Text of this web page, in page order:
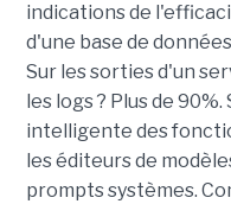
indications de
d'une base de
Sur les sorties d'un
les logs ? Plus de
intelligente des
les éditeurs de
prompts systèmes.